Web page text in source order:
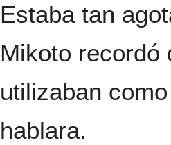
Estaba tan
Mikoto recordó
utilizaban
hablara.